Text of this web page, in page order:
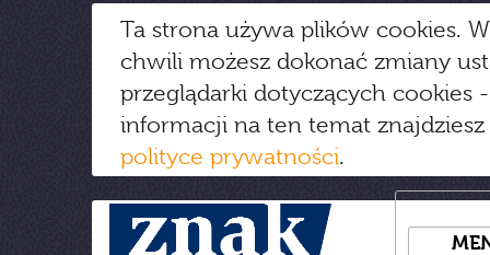
Ta strona używa plików cookies.
chwili możesz dokonać zmiany
przeglądarki dotyczących cookies
informacji na ten temat
polityce prywatności.